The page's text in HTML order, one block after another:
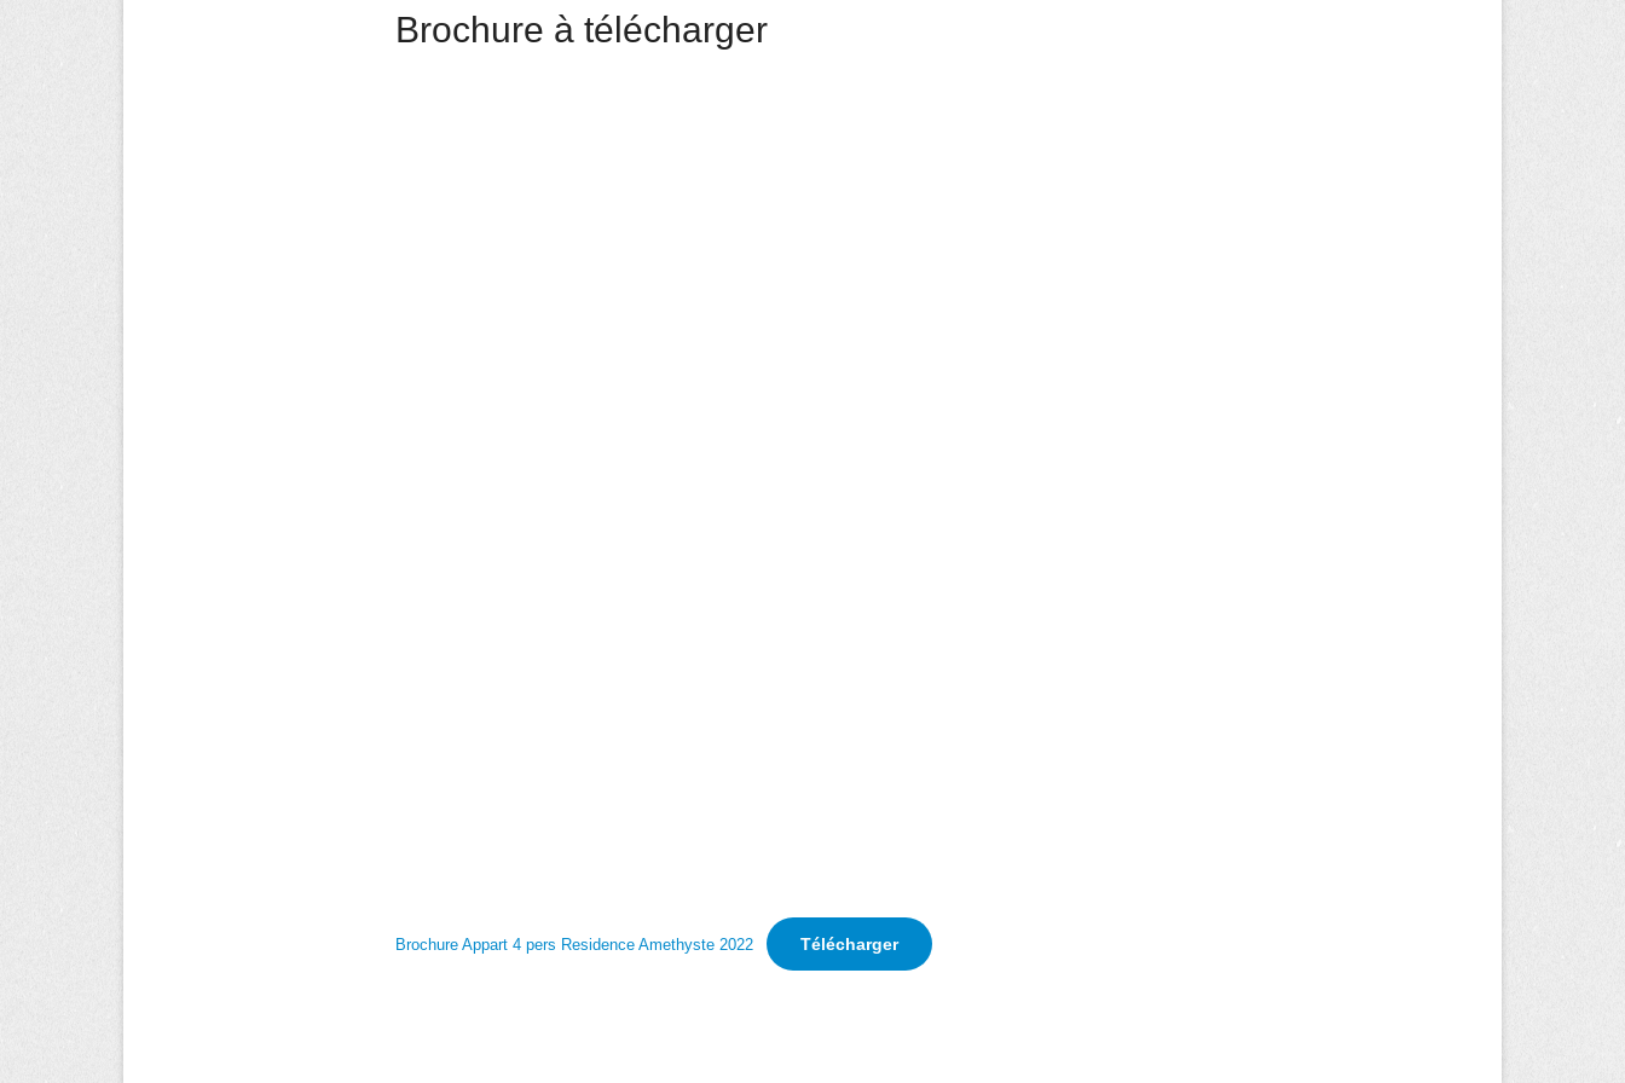
Brochure à télécharger
Brochure Appart 4 pers Residence Amethyste 2022 Télécharger